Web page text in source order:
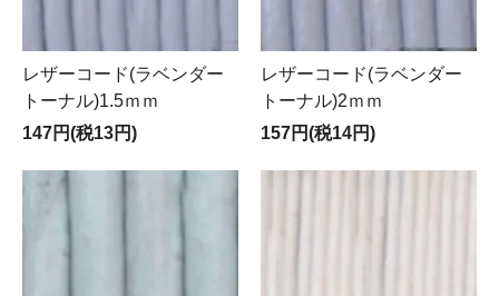
レザーコード(ラベンダー
トーナル)1.5ｍｍ
147円(税13円)
レザーコード(ラベンダー
トーナル)2ｍｍ
157円(税14円)